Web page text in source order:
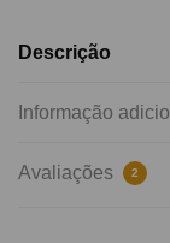
Descrição
Informação
Avaliações 2